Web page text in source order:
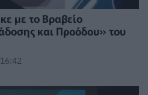
με το Βραβείο
και Προόδου» του